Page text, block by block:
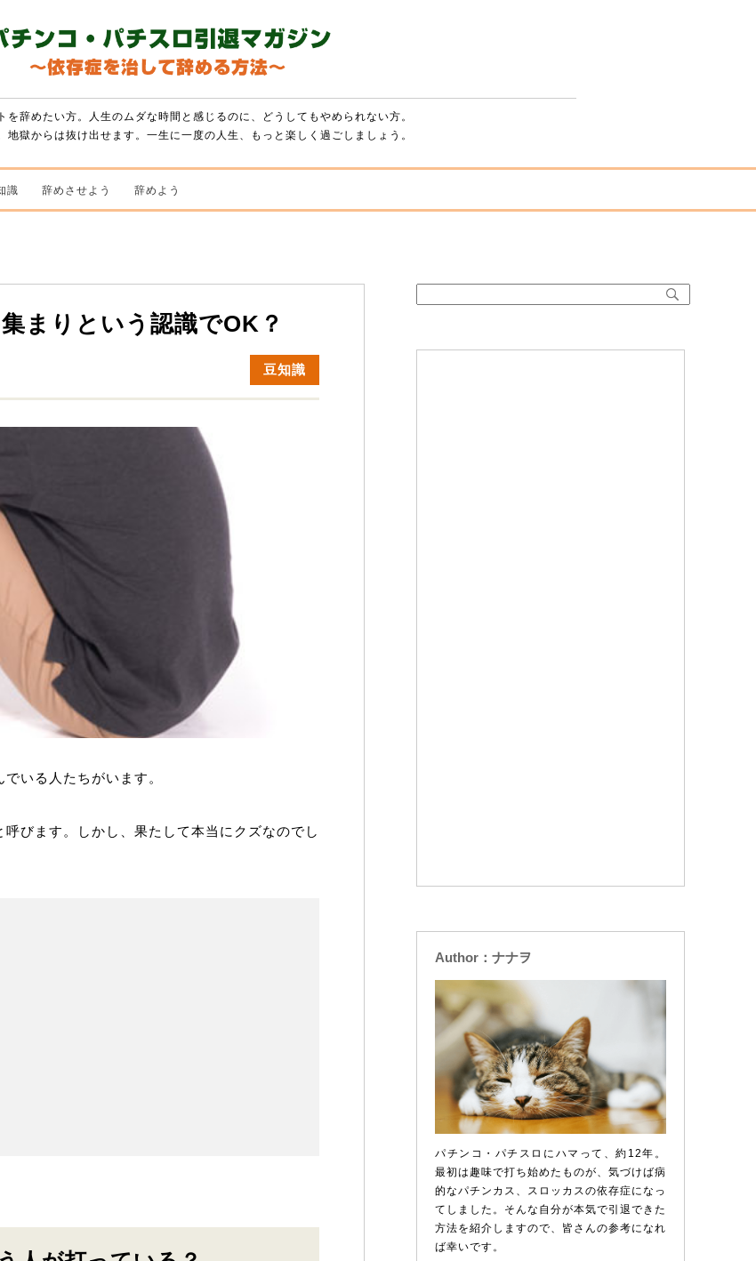
を辞めたい方。人生のムダな時間と感じるのに、どうしてもやめられない方。
地獄からは抜け出せます。一生に一度の人生、もっと楽しく過ごしましょう。
識 辞めさせよう 辞めよう
まりという認識でOK？
豆知識
いる人たちがいます。
びます。しかし、果たして本当にクズなのでし
Author：ナナヲ
パチンコ・パチスロにハマって、約12年。
最初は趣味で打ち始めたものが、気づけば病
的なパチンカス、スロッカスの依存症になっ
てしました。そんな自分が本気で引退できた
方法を紹介しますので、皆さんの参考になれ
ば幸いです。